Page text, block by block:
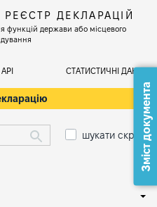
ДЕКЛАРАЦІЙ
функцій держави або місцевого
СТАТИСТИЧНІ ДАНІ
шукати скрізьЗміст документа